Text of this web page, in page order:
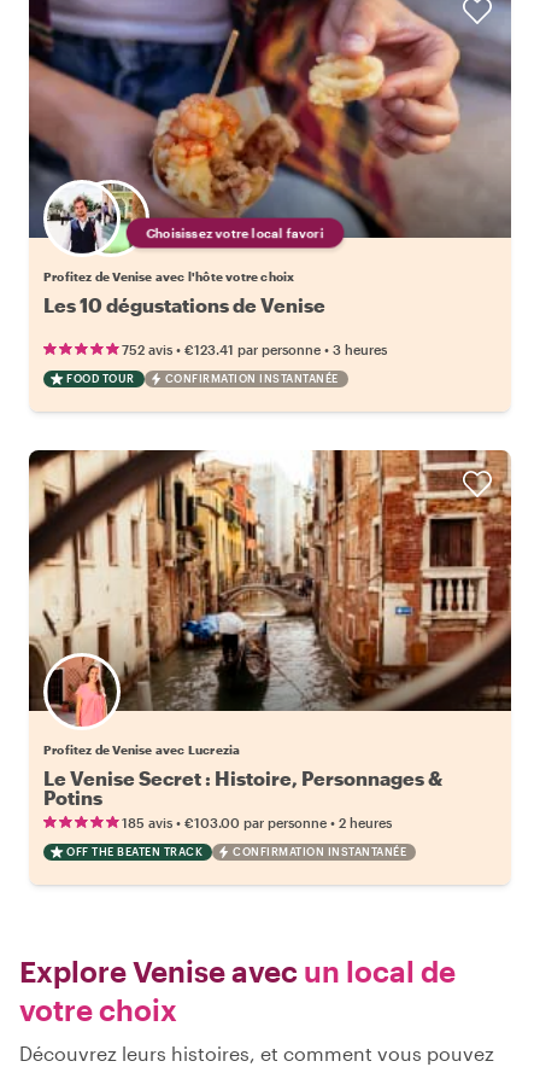
Choisissez votre local favori
Profitez de Venise avec l'hôte votre choix
Les 10 dégustations de Venise
752 avis • €123.41 par personne • 3 heures
FOOD TOUR CONFIRMATION INSTANTANÉE
Profitez de Venise avec Lucrezia
Le Venise Secret : Histoire, Personnages &
Potins
185 avis • €103.00 par personne • 2 heures
OFF THE BEATEN TRACK CONFIRMATION INSTANTANÉE
Explore Venise avec un local de
votre choix
Découvrez leurs histoires, et comment vous pouvez